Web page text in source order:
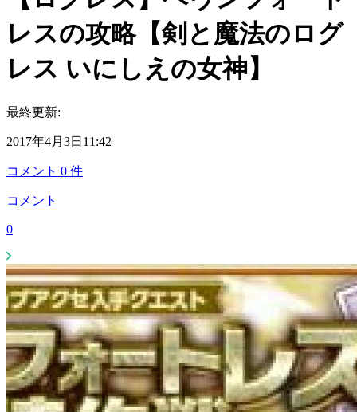
レスの攻略【剣と魔法のログ
レス いにしえの女神】
最終更新:
2017年4月3日11:42
コメント 0 件
コメント
0